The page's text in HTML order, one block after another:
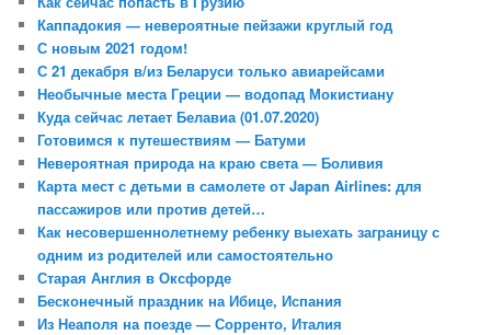
Каппадокия — невероятные пейзажи круглый год
С новым 2021 годом!
С 21 декабря в/из Беларуси только авиарейсами
Необычные места Греции — водопад Мокистиану
Куда сейчас летает Белавиа (01.07.2020)
Готовимся к путешествиям — Батуми
Невероятная природа на краю света — Боливия
Карта мест с детьми в самолете от Japan Airlines: для
пассажиров или против детей…
Как несовершеннолетнему ребенку выехать заграницу с
одним из родителей или самостоятельно
Старая Англия в Оксфорде
Бесконечный праздник на Ибице, Испания
Из Неаполя на поезде — Сорренто, Италия